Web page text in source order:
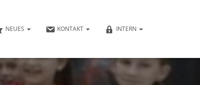
NEUES KONTAKT INTERN